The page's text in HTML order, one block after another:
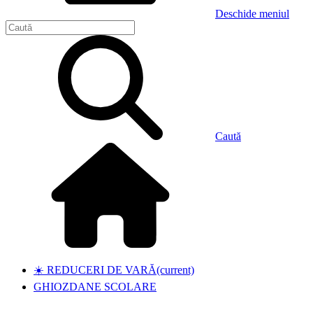
Deschide meniul
Caută
☀️ REDUCERI DE VARĂ(current)
GHIOZDANE SCOLARE